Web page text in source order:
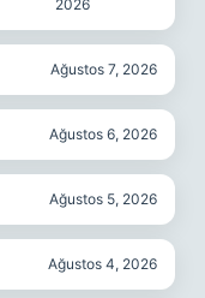
2026
Ağustos 7, 2026
Ağustos 6, 2026
Ağustos 5, 2026
Ağustos 4, 2026